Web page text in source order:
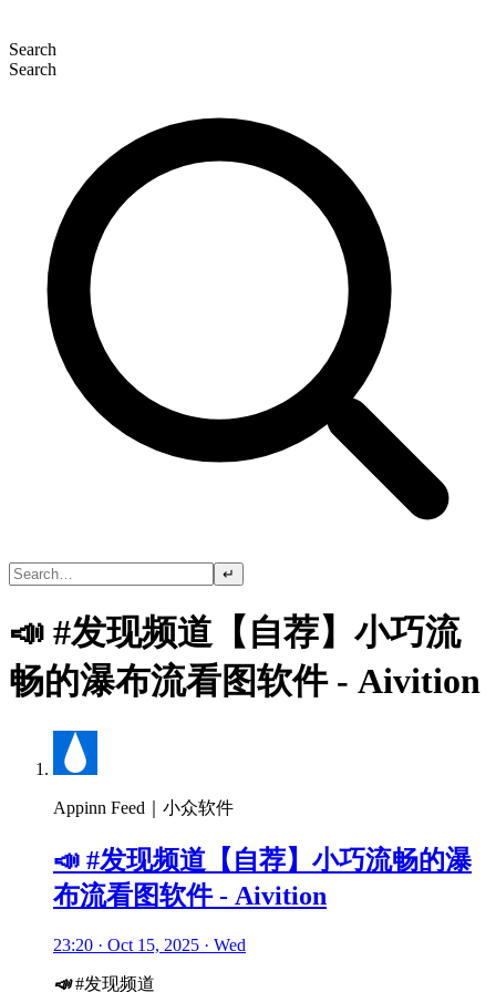
Search
Search
↵
📣 #发现频道【自荐】小巧流
畅的瀑布流看图软件 - Aivition
Appinn Feed｜小众软件
📣 #发现频道【自荐】小巧流畅的瀑
布流看图软件 - Aivition
23:20 · Oct 15, 2025 · Wed
📣#发现频道